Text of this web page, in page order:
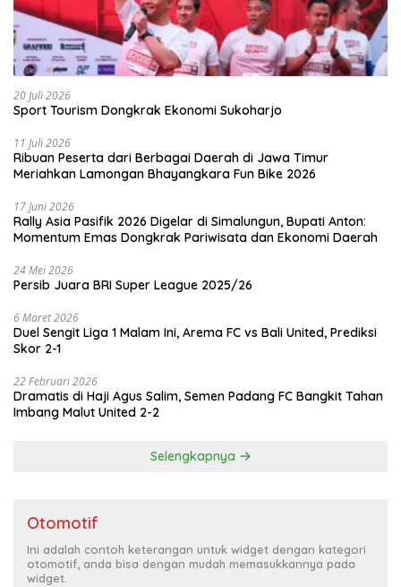
20 Juli 2026
Sport Tourism Dongkrak Ekonomi Sukoharjo
11 Juli 2026
Ribuan Peserta dari Berbagai Daerah di Jawa Timur
Meriahkan Lamongan Bhayangkara Fun Bike 2026
17 Juni 2026
Rally Asia Pasifik 2026 Digelar di Simalungun, Bupati Anton:
Momentum Emas Dongkrak Pariwisata dan Ekonomi Daerah
24 Mei 2026
Persib Juara BRI Super League 2025/26
6 Maret 2026
Duel Sengit Liga 1 Malam Ini, Arema FC vs Bali United, Prediksi
Skor 2-1
22 Februari 2026
Dramatis di Haji Agus Salim, Semen Padang FC Bangkit Tahan
Imbang Malut United 2-2
Selengkapnya
Otomotif
Ini adalah contoh keterangan untuk widget dengan kategori
otomotif, anda bisa dengan mudah memasukkannya pada
widget.